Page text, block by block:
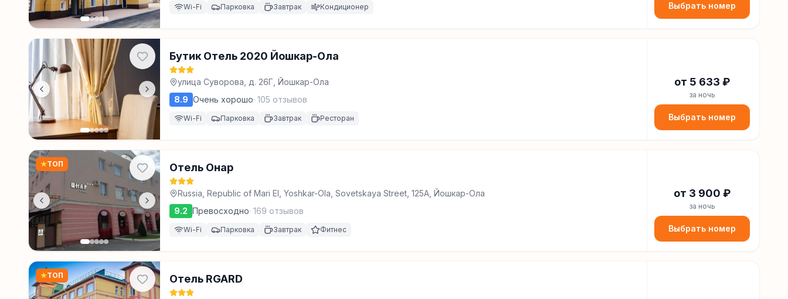
Wi-Fi Парковка Завтрак Кондиционер Выбрать номер
Бутик Отель 2020 Йошкар-Ола
улица Суворова, д. 26Г, Йошкар-Ола
8.9 Очень хорошо· 105 отзывов
Wi-Fi Парковка Завтрак Ресторан
от 5 633 ₽
за ночь
Выбрать номер
★ТОП Отель Онар
Russia, Republic of Mari El, Yoshkar-Ola, Sovetskaya Street, 125A, Йошкар-Ола
9.2 Превосходно· 169 отзывов
Wi-Fi Парковка Завтрак Фитнес
от 3 900 ₽
за ночь
Выбрать номер
★ТОП Отель RGARD